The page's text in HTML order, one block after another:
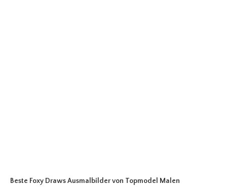
Beste Foxy Draws Ausmalbildervon Topmodel Malen